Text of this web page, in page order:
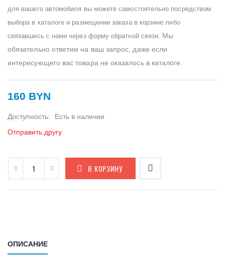
для вашего автомобиля вы можете самостоятельно посредством
выбора в каталоге и размещении заказа в корзине либо
связавшись с нами через форму обратной связи . Мы
обязательно ответим на ваш запрос, даже если
интересующего вас товара не оказалось в каталоге.
160 BYN
Доступность:
Есть в наличии
Отправить другу
В КОРЗИНУ
ОПИСАНИЕ